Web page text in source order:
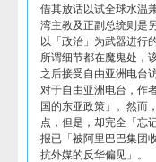
借其放话以试全球水温
湾主教及正副总统则是
以「政治」为武器进行
所谓细节都在魔鬼处，
之后接受自由亚洲电台
对于自由亚洲电台，作
国的东亚政策」。然而
点，但是，却完全「忘
报已「被阿里巴巴集团
抗外媒的反华偏见」。